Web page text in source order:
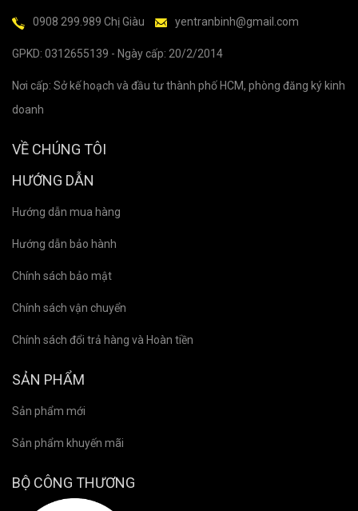
0908 299.989 Chị Giàu yentranbinh@gmail.com
GPKD: 0312655139 - Ngày cấp: 20/2/2014
Nơi cấp: Sở kế hoạch và đầu tư thành phố HCM, phòng đăng ký kinh
doanh
VỀ CHÚNG TÔI
HƯỚNG DẪN
Hướng dẫn mua hàng
Hướng dẫn bảo hành
Chính sách bảo mật
Chính sách vận chuyển
Chính sách đổi trả hàng và Hoàn tiền
SẢN PHẨM
Sản phẩm mới
Sản phẩm khuyến mãi
BỘ CÔNG THƯƠNG